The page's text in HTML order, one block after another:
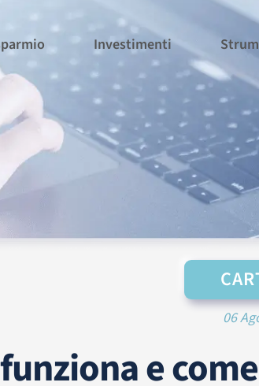
Investimenti
06
e come